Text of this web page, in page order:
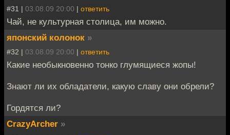
#31 | 03.08.09 20:00 | ответить
Чай, не культурная столица, им можно.
японский колонок »
#32 | 03.08.09 20:00 | ответить
Какие необыкновенно тонко глумящиеся жопы!
Знают ли их обладатели, какую славу они обрели?
Гордятся ли?
CrazyArcher »